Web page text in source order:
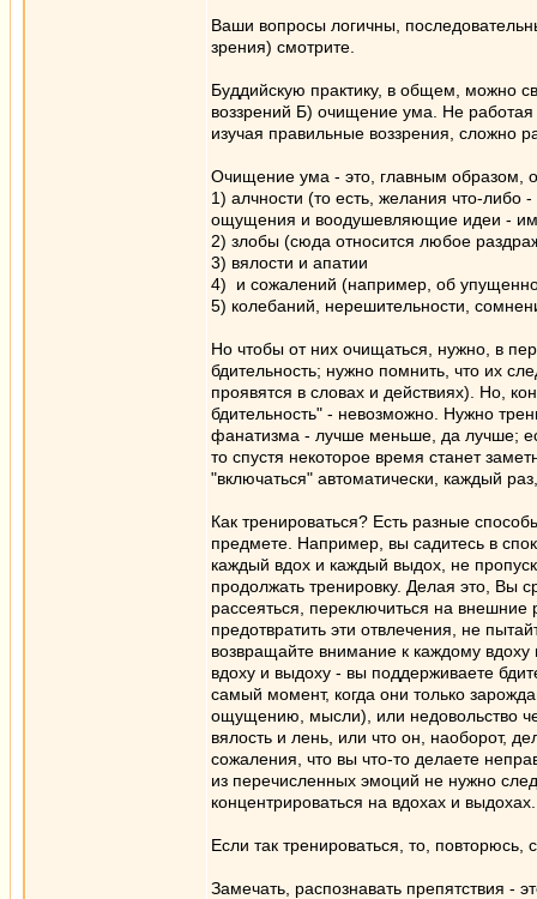
Ваши вопросы логичны,
зрения) смотрите.
Буддийскую практику, в общем, можно
воззрений Б) очищение ума. Не
изучая правильные воззрения, сложно
Очищение ума - это, главным образом,
1) алчности (то есть, желания что-
ощущения и воодушевляющие идеи -
2) злобы (сюда относится любое
3) вялости и апатии
4) и сожалений (например, об
5) колебаний, нерешительности,
Но чтобы от них очищаться, нужно, в
бдительность; нужно помнить, что их
проявятся в словах и действиях). Но,
бдительность" - невозможно. Нужно
фанатизма - лучше меньше, да лучше;
то спустя некоторое время станет
"включаться" автоматически, каждый
Как тренироваться? Есть разные
предмете. Например, вы садитесь в
каждый вдох и каждый выдох, не
продолжать тренировку. Делая это, Вы
рассеяться, переключиться на
предотвратить эти отвлечения, не
возвращайте внимание к каждому
вдоху и выдоху - вы поддерживаете
самый момент, когда они только
ощущению, мысли), или недовольство
вялость и лень, или что он, наоборот,
сожаления, что вы что-то делаете
из перечисленных эмоций не нужно
концентрироваться на вдохах и выдохах.
Если так тренироваться, то,
Замечать, распознавать препятствия -